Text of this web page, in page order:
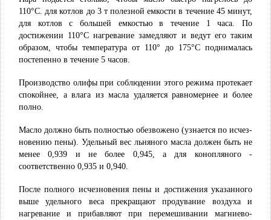
110°С. для котлов до 3 т полезной емкости в течение 45 минут,
для котлов с большей емкостью в течение 1 часа. По
достижении 110°С нагревание замедляют и ведут его таким
образом, чтобы тем­пература от 110° до 175°С поднималась
постепенно в течение 5 часов.
Производство олифы при соблюдении этого режима протекает
спокойнее, а влага из масла удаляется равномернее и более
полно.
Масло должно быть полностью обезвожено (узнается по исчез­
новению пены). Удельный вес льняного масла должен быть не
менее 0,939 и не более 0,945, а для конопляного -
соответственно 0,935 и 0,940.
После полного исчезновения пены и достижения указанного
выше удельного веса прекращают продувание воздуха и
нагрева­ние и прибавляют при перемешивании магниево-